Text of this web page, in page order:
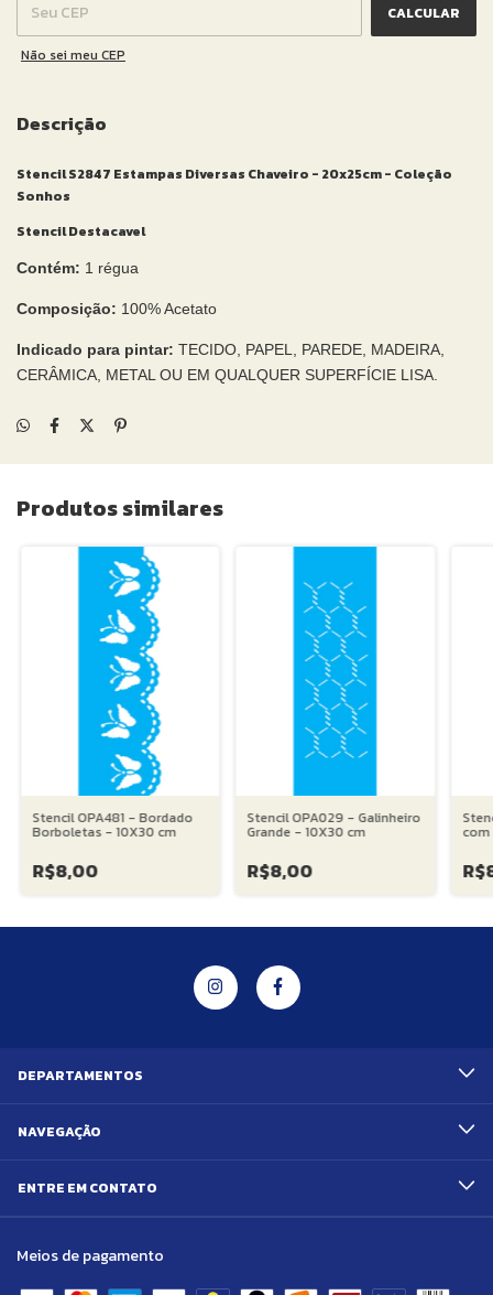
CALCULAR
Não sei meu CEP
Descrição
Stencil S2847 Estampas Diversas Chaveiro - 20x25cm - Coleção
Sonhos
Stencil Destacavel
Contém: 1 régua
Composição: 100% Acetato
Indicado para pintar: TECIDO, PAPEL, PAREDE, MADEIRA,
CERÂMICA, METAL OU EM QUALQUER SUPERFÍCIE LISA.
Produtos similares
Stencil OPA481 - Bordado
Borboletas - 10X30 cm
R$8,00
Stencil OPA029 - Galinheiro
Grande - 10X30 cm
R$8,00
com
DEPARTAMENTOS
NAVEGAÇÃO
ENTRE EM CONTATO
Meios de pagamento